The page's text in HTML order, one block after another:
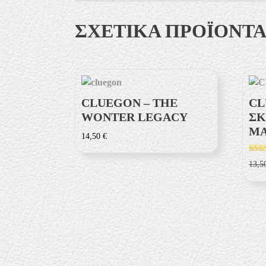
ΣΧΕΤΙΚΆ ΠΡΟΪΌΝΤΑ
CLUEGON – THE
WONTER LEGACY
14,50 €
4.33
από 5